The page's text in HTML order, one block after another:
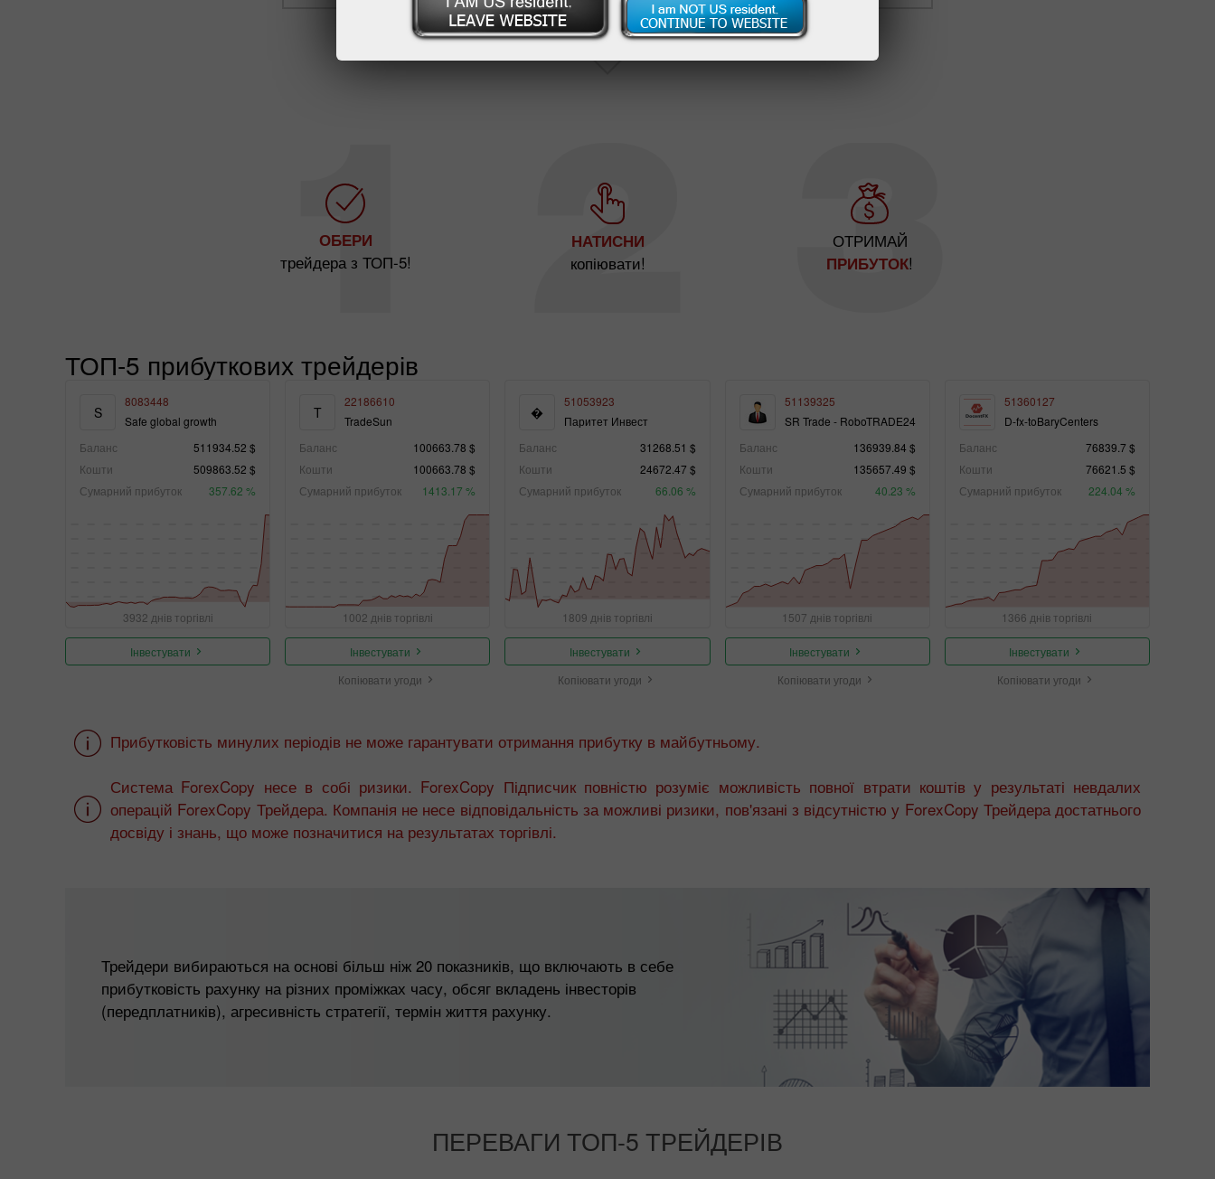
ОБЕРИ
трейдера з ТОП-5!
НАТИСНИ
копіювати!
ОТРИМАЙ
ПРИБУТОК!
ТОП-5 прибуткових трейдерів
S
8083448
Safe global growth
Баланс
511934.52 $
Кошти
509863.52 $
Сумарний прибуток
357.62 %
3932 днів торгівлі
Інвестувати
T
22186610
TradeSun
Баланс
100663.78 $
Кошти
100663.78 $
Сумарний прибуток
1413.17 %
1002 днів торгівлі
Інвестувати
Копіювати угоди
�
51053923
Паритет Инвест
Баланс
31268.51 $
Кошти
24672.47 $
Сумарний прибуток
66.06 %
1809 днів торгівлі
Інвестувати
Копіювати угоди
51139325
SR Trade - RoboTRADE24
Баланс
136939.84 $
Кошти
135657.49 $
Сумарний прибуток
40.23 %
1507 днів торгівлі
Інвестувати
Копіювати угоди
51360127
D-fx-toBaryCenters
Баланс
76839.7 $
Кошти
76621.5 $
Сумарний прибуток
224.04 %
1366 днів торгівлі
Інвестувати
Копіювати угоди
Прибутковість минулих періодів не може гарантувати отримання прибутку в майбутньому.
Система ForexCopy несе в собі ризики. ForexCopy Підписчик повністю розуміє можливість повної втрати коштів у результаті невдалих
операцій ForexCopy Трейдера. Компанія не несе відповідальність за можливі ризики, пов'язані з відсутністю у ForexCopy Трейдера достатнього
досвіду і знань, що може позначитися на результатах торгівлі.
Трейдери вибираються на основі більш ніж 20 показників, що включають в себе
прибутковість рахунку на різних проміжках часу, обсяг вкладень інвесторів
(передплатників), агресивність стратегії, термін життя рахунку.
ПЕРЕВАГИ ТОП-5 ТРЕЙДЕРІВ